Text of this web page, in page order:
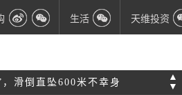
生活 天维投资
滑倒直坠600米不幸身
▲
▼